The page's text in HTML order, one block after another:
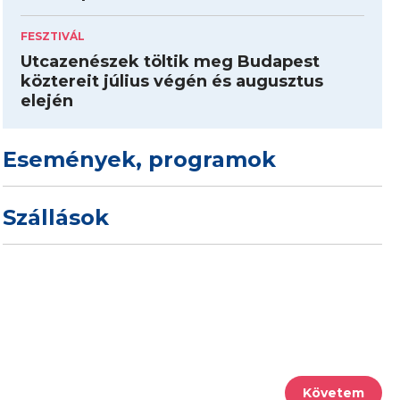
FESZTIVÁL
Utcazenészek töltik meg Budapest
köztereit július végén és augusztus
elején
Események, programok
Szállások
Követem